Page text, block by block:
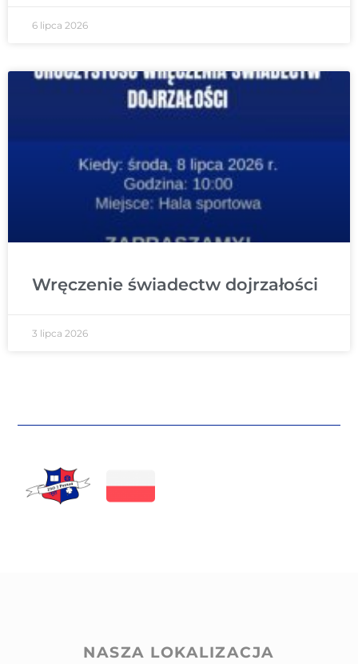
6 lipca 2026
Wręczenie świadectw dojrzałości
3 lipca 2026
NASZA LOKALIZACJA